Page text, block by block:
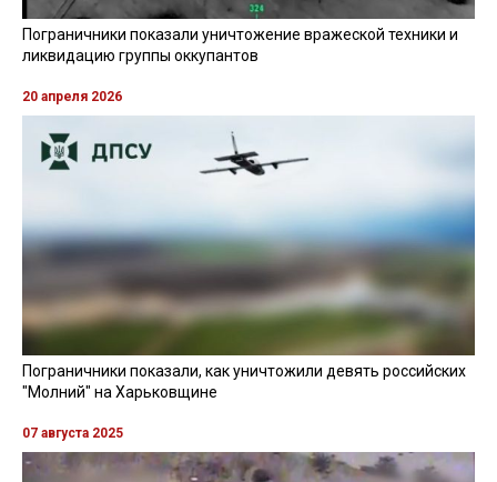
Пограничники показали уничтожение вражеской техники и
ликвидацию группы оккупантов
20 апреля 2026
Пограничники показали, как уничтожили девять российских
"Молний" на Харьковщине
07 августа 2025